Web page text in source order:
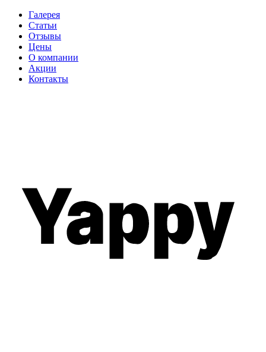
Галерея
Статьи
Отзывы
Цены
О компании
Акции
Контакты